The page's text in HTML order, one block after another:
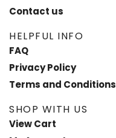
Contact us
HELPFUL INFO
FAQ
Privacy Policy
Terms and Conditions
SHOP WITH US
View Cart